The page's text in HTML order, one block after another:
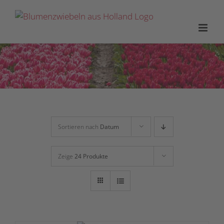
Inhalt
Startseite Shop 6 Stück
Sortieren nach Datum
Zeige 24 Produkte